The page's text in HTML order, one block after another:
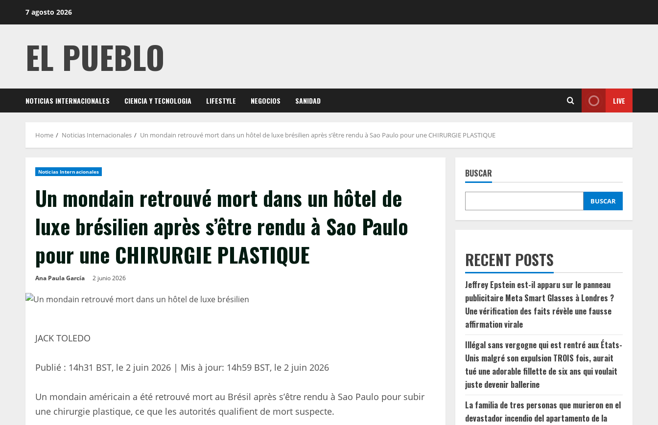
7 agosto 2026
EL PUEBLO
NOTICIAS INTERNACIONALES CIENCIA Y TECNOLOGIA LIFESTYLE NEGOCIOS SANIDAD LIVE
Home Noticias Internacionales Un mondain retrouvé mort dans un hôtel de luxe brésilien après s’être rendu à Sao Paulo pour une CHIRURGIE PLASTIQUE
Noticias Internacionales
Un mondain retrouvé mort dans un hôtel de
luxe brésilien après s’être rendu à Sao Paulo
pour une CHIRURGIE PLASTIQUE
Ana Paula García 2 junio 2026
JACK TOLEDO
Publié : 14h31 BST, le 2 juin 2026 | Mis à jour: 14h59 BST, le 2 juin 2026
Un mondain américain a été retrouvé mort au Brésil après s’être rendu à Sao Paulo pour subir
une chirurgie plastique, ce que les autorités qualifient de mort suspecte.
BUSCAR
BUSCAR
RECENT POSTS
Jeffrey Epstein est-il apparu sur le panneau
publicitaire Meta Smart Glasses à Londres ?
Une vérification des faits révèle une fausse
affirmation virale
Illégal sans vergogne qui est rentré aux États-
Unis malgré son expulsion TROIS fois, aurait
tué une adorable fillette de six ans qui voulait
juste devenir ballerine
La familia de tres personas que murieron en el
devastador incendio del apartamento de la